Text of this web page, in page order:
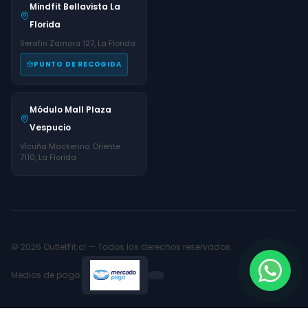
Mindfit Bellavista La
Florida
Serafin Zamora 127, La Florida
PUNTO DE RECOGIDA
Módulo Mall Plaza
Vespucio
Vicuña Mackenna Oriente
7110, La Florida
© 2026 OutletFit.cl — Todos los derechos reservados.
Medios de pago: